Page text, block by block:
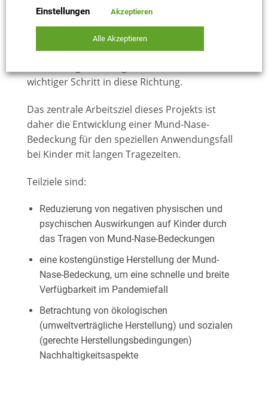
dadurch die Qualität der Masken für Kinder
Es ist wichtig, die Gesundheit und Sicherheit
von Kindern zu gewährleisten, und die
wichtiger Schritt in diese Richtung.
Das zentrale Arbeitsziel dieses Projekts ist
daher die Entwicklung einer Mund-Nase-
Bedeckung für den speziellen Anwendungsfall
bei Kinder mit langen Tragezeiten.
Teilziele sind:
Reduzierung von negativen physischen und
psychischen Auswirkungen auf Kinder durch
das Tragen von Mund-Nase-Bedeckungen
eine kostengünstige Herstellung der Mund-
Nase-Bedeckung, um eine schnelle und breite
Verfügbarkeit im Pandemiefall
Betrachtung von ökologischen
(umweltverträgliche Herstellung) und sozialen
(gerechte Herstellungsbedingungen)
Nachhaltigkeitsaspekte
Einstellungen
Akzeptieren
Alle Akzeptieren